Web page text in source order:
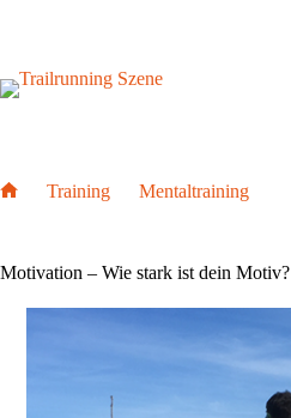
Training
Mentaltraining
Motivation – Wie stark ist dein Motiv?